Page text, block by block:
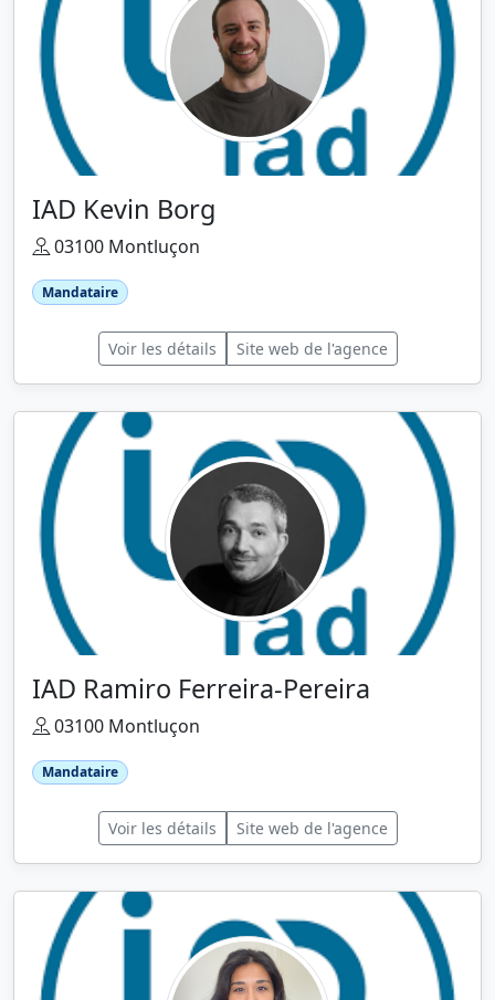
IAD Kevin Borg
03100 Montluçon
Mandataire
Voir les détails Site web de l'agence
IAD Ramiro Ferreira-Pereira
03100 Montluçon
Mandataire
Voir les détails Site web de l'agence